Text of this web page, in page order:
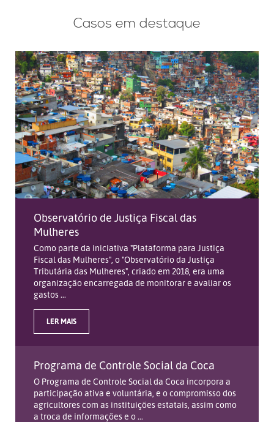
Casos em destaque
Observatório de Justiça Fiscal das
Mulheres
Como parte da iniciativa "Plataforma para Justiça
Fiscal das Mulheres", o "Observatório da Justiça
Tributária das Mulheres", criado em 2018, era uma
organização encarregada de monitorar e avaliar os
gastos ...
LER MAIS
Programa de Controle Social da Coca
O Programa de Controle Social da Coca incorpora a
participação ativa e voluntária, e o compromisso dos
agricultores com as instituições estatais, assim como
a troca de informações e o ...